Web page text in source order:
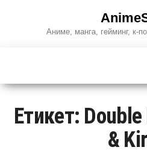
Аниме, манга, гейминг, к-
Етикет:
&